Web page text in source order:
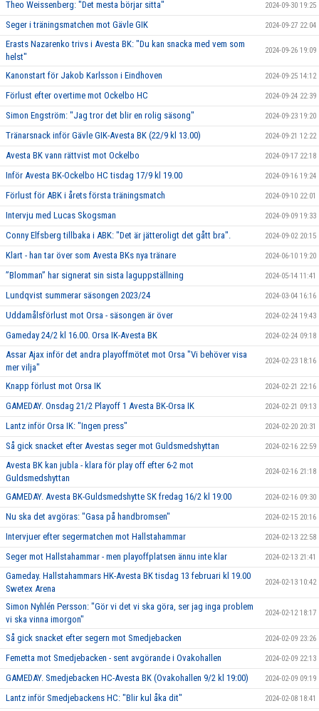
Theo Weissenberg: "Det mesta börjar sitta" 2024-09-30 19:25
Seger i träningsmatchen mot Gävle GIK 2024-09-27 22:04
Erasts Nazarenko trivs i Avesta BK: "Du kan snacka med vem som
helst"
2024-09-26 19:09
Kanonstart för Jakob Karlsson i Eindhoven 2024-09-25 14:12
Förlust efter overtime mot Ockelbo HC 2024-09-24 22:39
Simon Engström: "Jag tror det blir en rolig säsong" 2024-09-23 19:20
Tränarsnack inför Gävle GIK-Avesta BK (22/9 kl 13.00) 2024-09-21 12:22
Avesta BK vann rättvist mot Ockelbo 2024-09-17 22:18
Inför Avesta BK-Ockelbo HC tisdag 17/9 kl 19.00 2024-09-16 19:24
Förlust för ABK i årets första träningsmatch 2024-09-10 22:01
Intervju med Lucas Skogsman 2024-09-09 19:33
Conny Elfsberg tillbaka i ABK: "Det är jätteroligt det gått bra". 2024-09-02 20:15
Klart - han tar över som Avesta BKs nya tränare 2024-06-10 19:20
”Blomman” har signerat sin sista laguppställning 2024-05-14 11:41
Lundqvist summerar säsongen 2023/24 2024-03-04 16:16
Uddamålsförlust mot Orsa - säsongen är över 2024-02-24 19:43
Gameday 24/2 kl 16.00. Orsa IK-Avesta BK 2024-02-24 09:18
Assar Ajax inför det andra playoffmötet mot Orsa "Vi behöver visa
mer vilja"
2024-02-23 18:16
Knapp förlust mot Orsa IK 2024-02-21 22:16
GAMEDAY. Onsdag 21/2 Playoff 1 Avesta BK-Orsa IK 2024-02-21 09:13
Lantz inför Orsa IK: "Ingen press" 2024-02-20 20:31
Så gick snacket efter Avestas seger mot Guldsmedshyttan 2024-02-16 22:59
Avesta BK kan jubla - klara för play off efter 6-2 mot
Guldsmedshyttan
2024-02-16 21:18
GAMEDAY. Avesta BK-Guldsmedshytte SK fredag 16/2 kl 19:00 2024-02-16 09:30
Nu ska det avgöras: "Gasa på handbromsen" 2024-02-15 20:16
Intervjuer efter segermatchen mot Hallstahammar 2024-02-13 22:58
Seger mot Hallstahammar - men playoffplatsen ännu inte klar 2024-02-13 21:41
Gameday. Hallstahammars HK-Avesta BK tisdag 13 februari kl 19.00
Swetex Arena
2024-02-13 10:42
Simon Nyhlén Persson: "Gör vi det vi ska göra, ser jag inga problem
vi ska vinna imorgon"
2024-02-12 18:17
Så gick snacket efter segern mot Smedjebacken 2024-02-09 23:26
Femetta mot Smedjebacken - sent avgörande i Ovakohallen 2024-02-09 22:13
GAMEDAY. Smedjebacken HC-Avesta BK (Ovakohallen 9/2 kl 19:00) 2024-02-09 09:19
Lantz inför Smedjebackens HC: "Blir kul åka dit" 2024-02-08 18:41